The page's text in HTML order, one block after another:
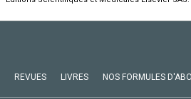
REVUES LIVRES NOS FORMULES